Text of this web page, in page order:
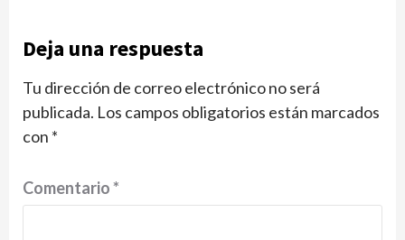
Deja una respuesta
Tu dirección de correo electrónico no será
publicada. Los campos obligatorios están marcados
con *
Comentario*